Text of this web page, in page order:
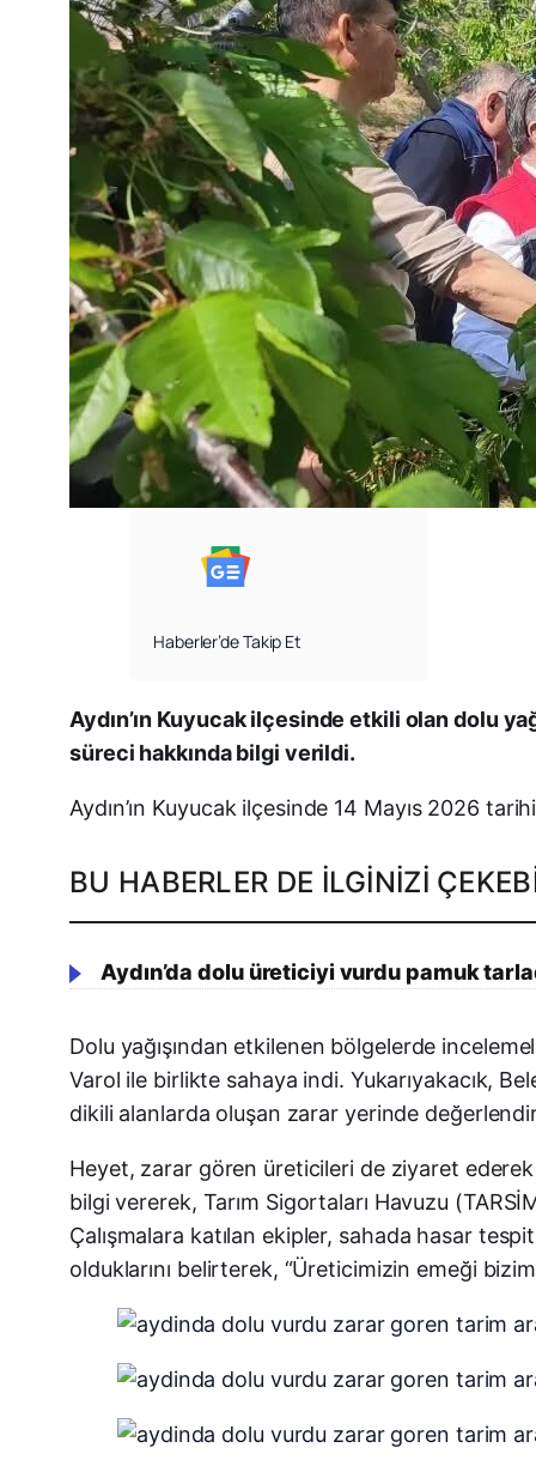
Haberler’de Takip Et
Aydın’ın Kuyucak ilçesinde etkili olan dolu
süreci hakkında bilgi verildi.
Aydın’ın Kuyucak ilçesinde 14 Mayıs 2026
BU HABERLER DE İLGINIZI
Aydın’da dolu üreticiyi vurdu pamuk
Dolu yağışından etkilenen bölgelerde
Varol ile birlikte sahaya indi. Yukarıyakacık,
dikili alanlarda oluşan zarar yerinde
Heyet, zarar gören üreticileri de ziyaret
bilgi vererek, Tarım Sigortaları Havuzu
Çalışmalara katılan ekipler, sahada hasar
olduklarını belirterek, “Üreticimizin emeği